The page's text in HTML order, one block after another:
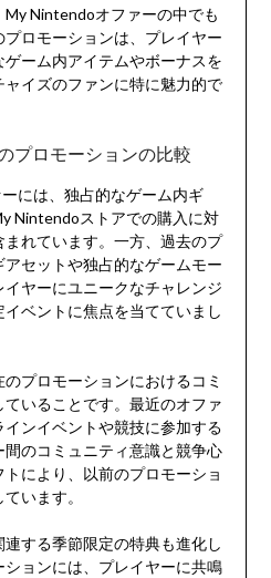
Nintendoオファーの中でも
ロモーションは、プレイヤー
ーム内アイテムやボーナスを
イズのファンに特に魅力的で
プロモーションの比較
には、独占的なゲーム内ギ
Nintendoストアでの購入に対
れています。一方、過去のプ
セットや独占的なゲームモー
イヤーにユニークなチャレンジ
ベントに焦点を当てていまし
プロモーションにおけるコミ
いることです。最近のオファ
ンイベントや競技に参加する
のコミュニティ意識と競争心
により、以前のプロモーショ
います。
する季節限定の特典も進化し
ョンには、プレイヤーに共鳴